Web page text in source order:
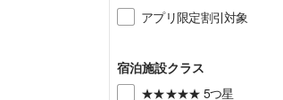
アプリ限定割引対象
宿泊施設クラス
★★★★★ 5つ星